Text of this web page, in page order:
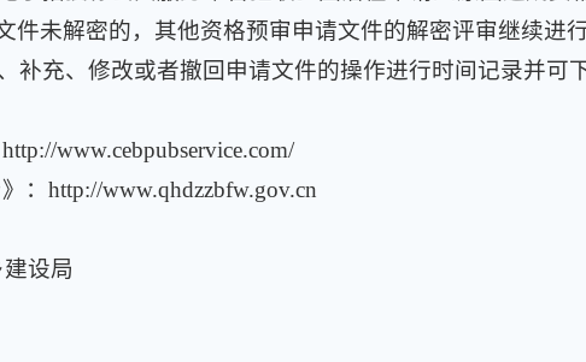
未解密的，其他资格预审申请文件的解密评审继续进行
补充、修改或者撤回申请文件的操作进行时间记录并可下
www.cebpubservice.com/
：http://www.qhdzzbfw.gov.cn
设局